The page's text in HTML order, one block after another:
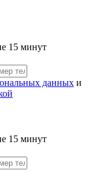
15 минут
данных и
15 минут